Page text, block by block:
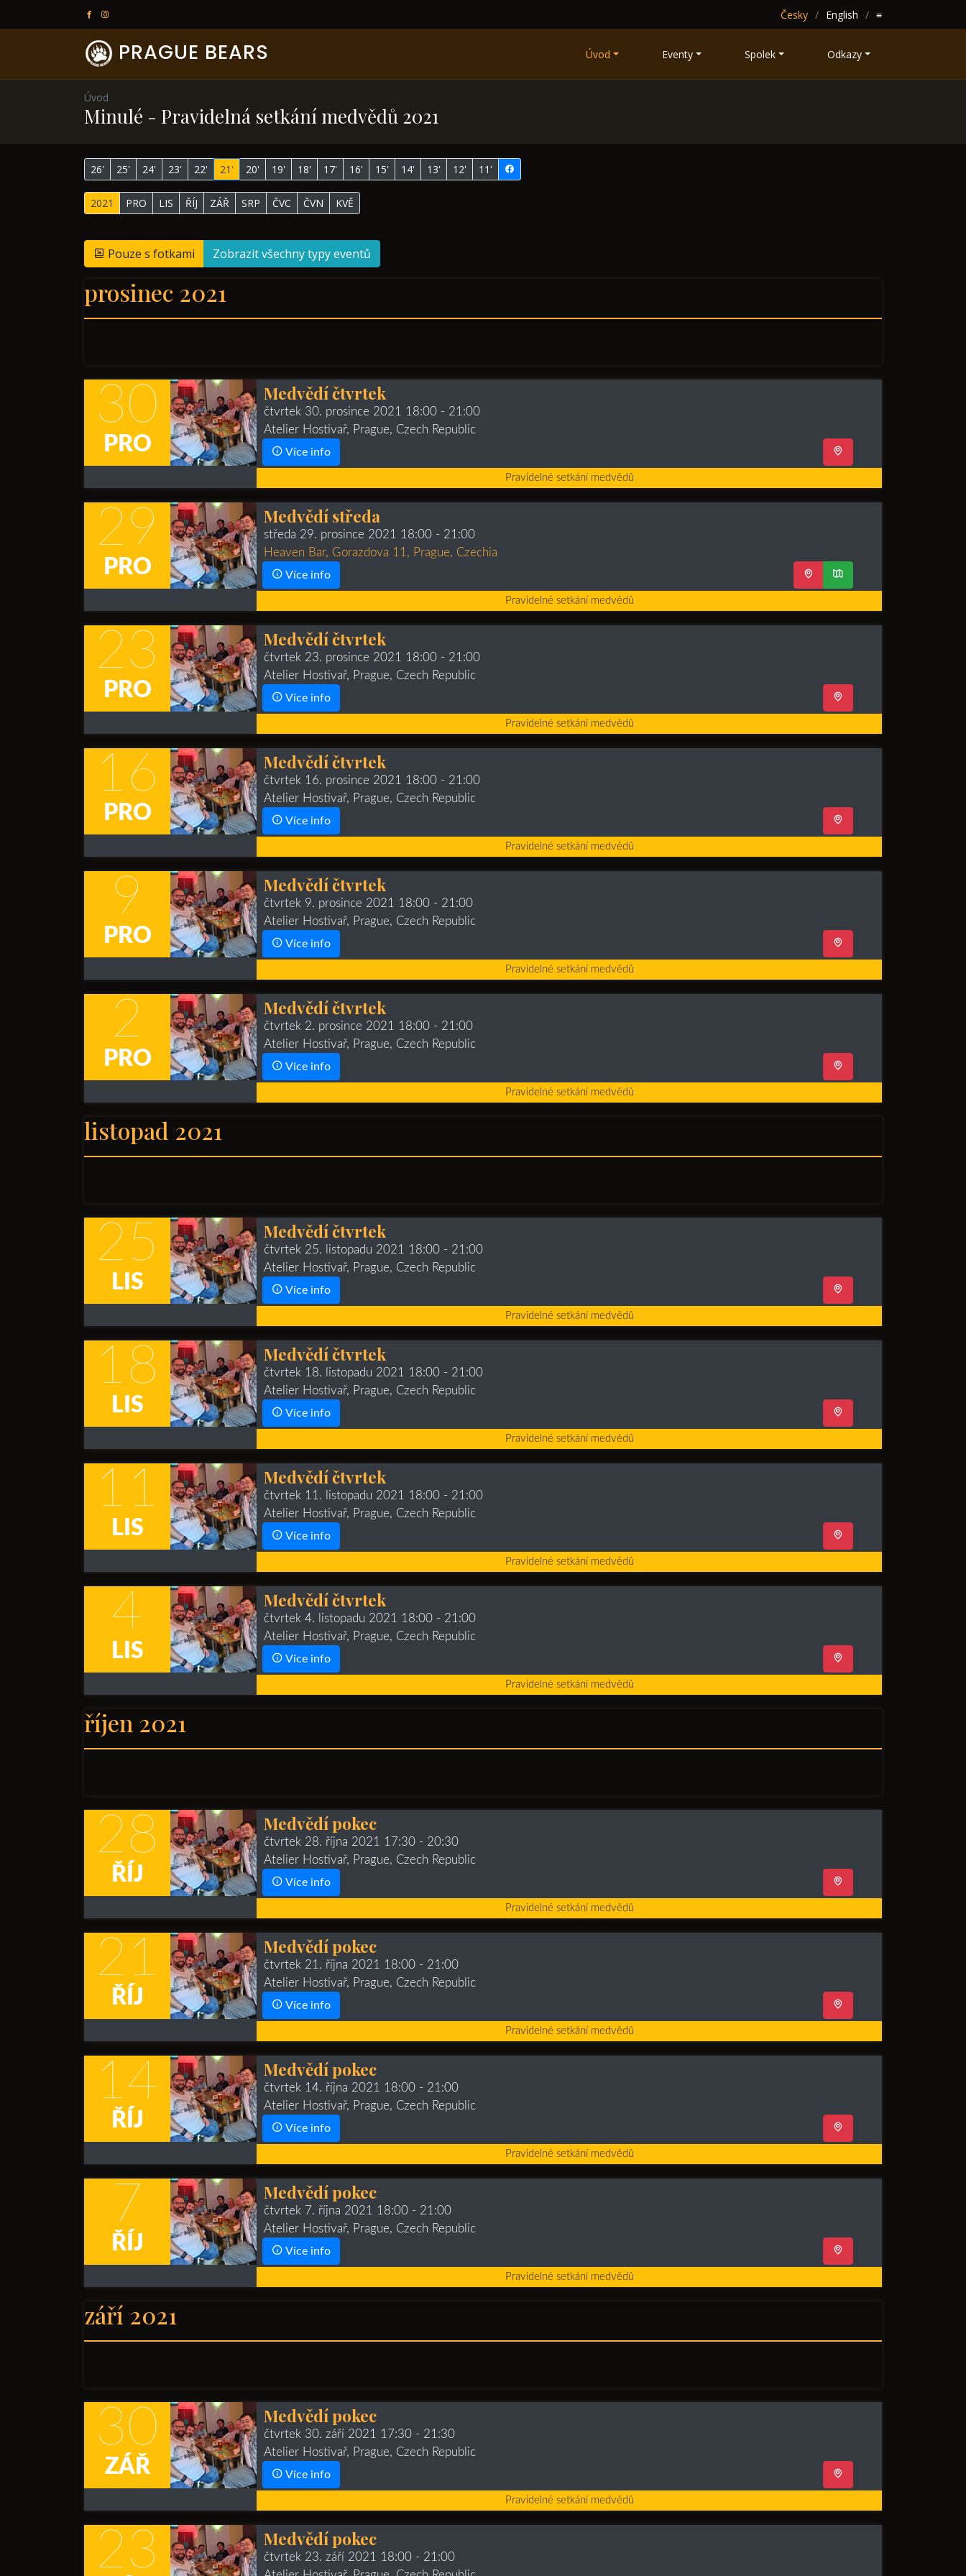
Česky English ≡
PRAGUE BEARS Úvod Eventy Spolek Odkazy
Úvod
Minulé - Pravidelná setkání medvědů 2021
26' 25' 24' 23' 22' 21' 20' 19' 18' 17' 16' 15' 14' 13' 12' 11'
2021 PRO LIS ŘÍJ ZÁŘ SRP ČVC ČVN KVĚ
Pouze s fotkami Zobrazit všechny typy eventů
prosinec 2021
30
PRO
Pravidelné setkání medvědů
Medvědí čtvrtek
čtvrtek 30. prosince 2021 18:00 - 21:00
Atelier Hostivař, Prague, Czech Republic
Více info
29
PRO
Pravidelné setkání medvědů
Medvědí středa
středa 29. prosince 2021 18:00 - 21:00
Heaven Bar, Gorazdova 11, Prague, Czechia
Více info
23
PRO
Pravidelné setkání medvědů
Medvědí čtvrtek
čtvrtek 23. prosince 2021 18:00 - 21:00
Atelier Hostivař, Prague, Czech Republic
Více info
16
PRO
Pravidelné setkání medvědů
Medvědí čtvrtek
čtvrtek 16. prosince 2021 18:00 - 21:00
Atelier Hostivař, Prague, Czech Republic
Více info
9
PRO
Pravidelné setkání medvědů
Medvědí čtvrtek
čtvrtek 9. prosince 2021 18:00 - 21:00
Atelier Hostivař, Prague, Czech Republic
Více info
2
PRO
Pravidelné setkání medvědů
Medvědí čtvrtek
čtvrtek 2. prosince 2021 18:00 - 21:00
Atelier Hostivař, Prague, Czech Republic
Více info
listopad 2021
25
LIS
Pravidelné setkání medvědů
Medvědí čtvrtek
čtvrtek 25. listopadu 2021 18:00 - 21:00
Atelier Hostivař, Prague, Czech Republic
Více info
18
LIS
Pravidelné setkání medvědů
Medvědí čtvrtek
čtvrtek 18. listopadu 2021 18:00 - 21:00
Atelier Hostivař, Prague, Czech Republic
Více info
11
LIS
Pravidelné setkání medvědů
Medvědí čtvrtek
čtvrtek 11. listopadu 2021 18:00 - 21:00
Atelier Hostivař, Prague, Czech Republic
Více info
4
LIS
Pravidelné setkání medvědů
Medvědí čtvrtek
čtvrtek 4. listopadu 2021 18:00 - 21:00
Atelier Hostivař, Prague, Czech Republic
Více info
říjen 2021
28
ŘÍJ
Pravidelné setkání medvědů
Medvědí pokec
čtvrtek 28. října 2021 17:30 - 20:30
Atelier Hostivař, Prague, Czech Republic
Více info
21
ŘÍJ
Pravidelné setkání medvědů
Medvědí pokec
čtvrtek 21. října 2021 18:00 - 21:00
Atelier Hostivař, Prague, Czech Republic
Více info
14
ŘÍJ
Pravidelné setkání medvědů
Medvědí pokec
čtvrtek 14. října 2021 18:00 - 21:00
Atelier Hostivař, Prague, Czech Republic
Více info
7
ŘÍJ
Pravidelné setkání medvědů
Medvědí pokec
čtvrtek 7. října 2021 18:00 - 21:00
Atelier Hostivař, Prague, Czech Republic
Více info
září 2021
30
ZÁŘ
Pravidelné setkání medvědů
Medvědí pokec
čtvrtek 30. září 2021 17:30 - 21:30
Atelier Hostivař, Prague, Czech Republic
Více info
23 Medvědí pokec
čtvrtek 23. září 2021 18:00 - 21:00